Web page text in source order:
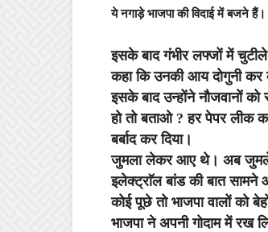
ये नगाड़े भाजपा की विदाई में बजने
इसके बाद गंभीर लफ्जों में
कहा कि उनकी आय दोगुनी कर
इसके बाद उन्होंने नौजवानों को
हो तो बताओ ? हर पेपर लीक
बर्बाद कर दिया।
जुमला लेकर आए थे। अब जुमले
इलेक्ट्राॅल बांड की बात
कोई पूछे तो भाजपा वालों को
भाजपा ने अपनी गोदाम में रख